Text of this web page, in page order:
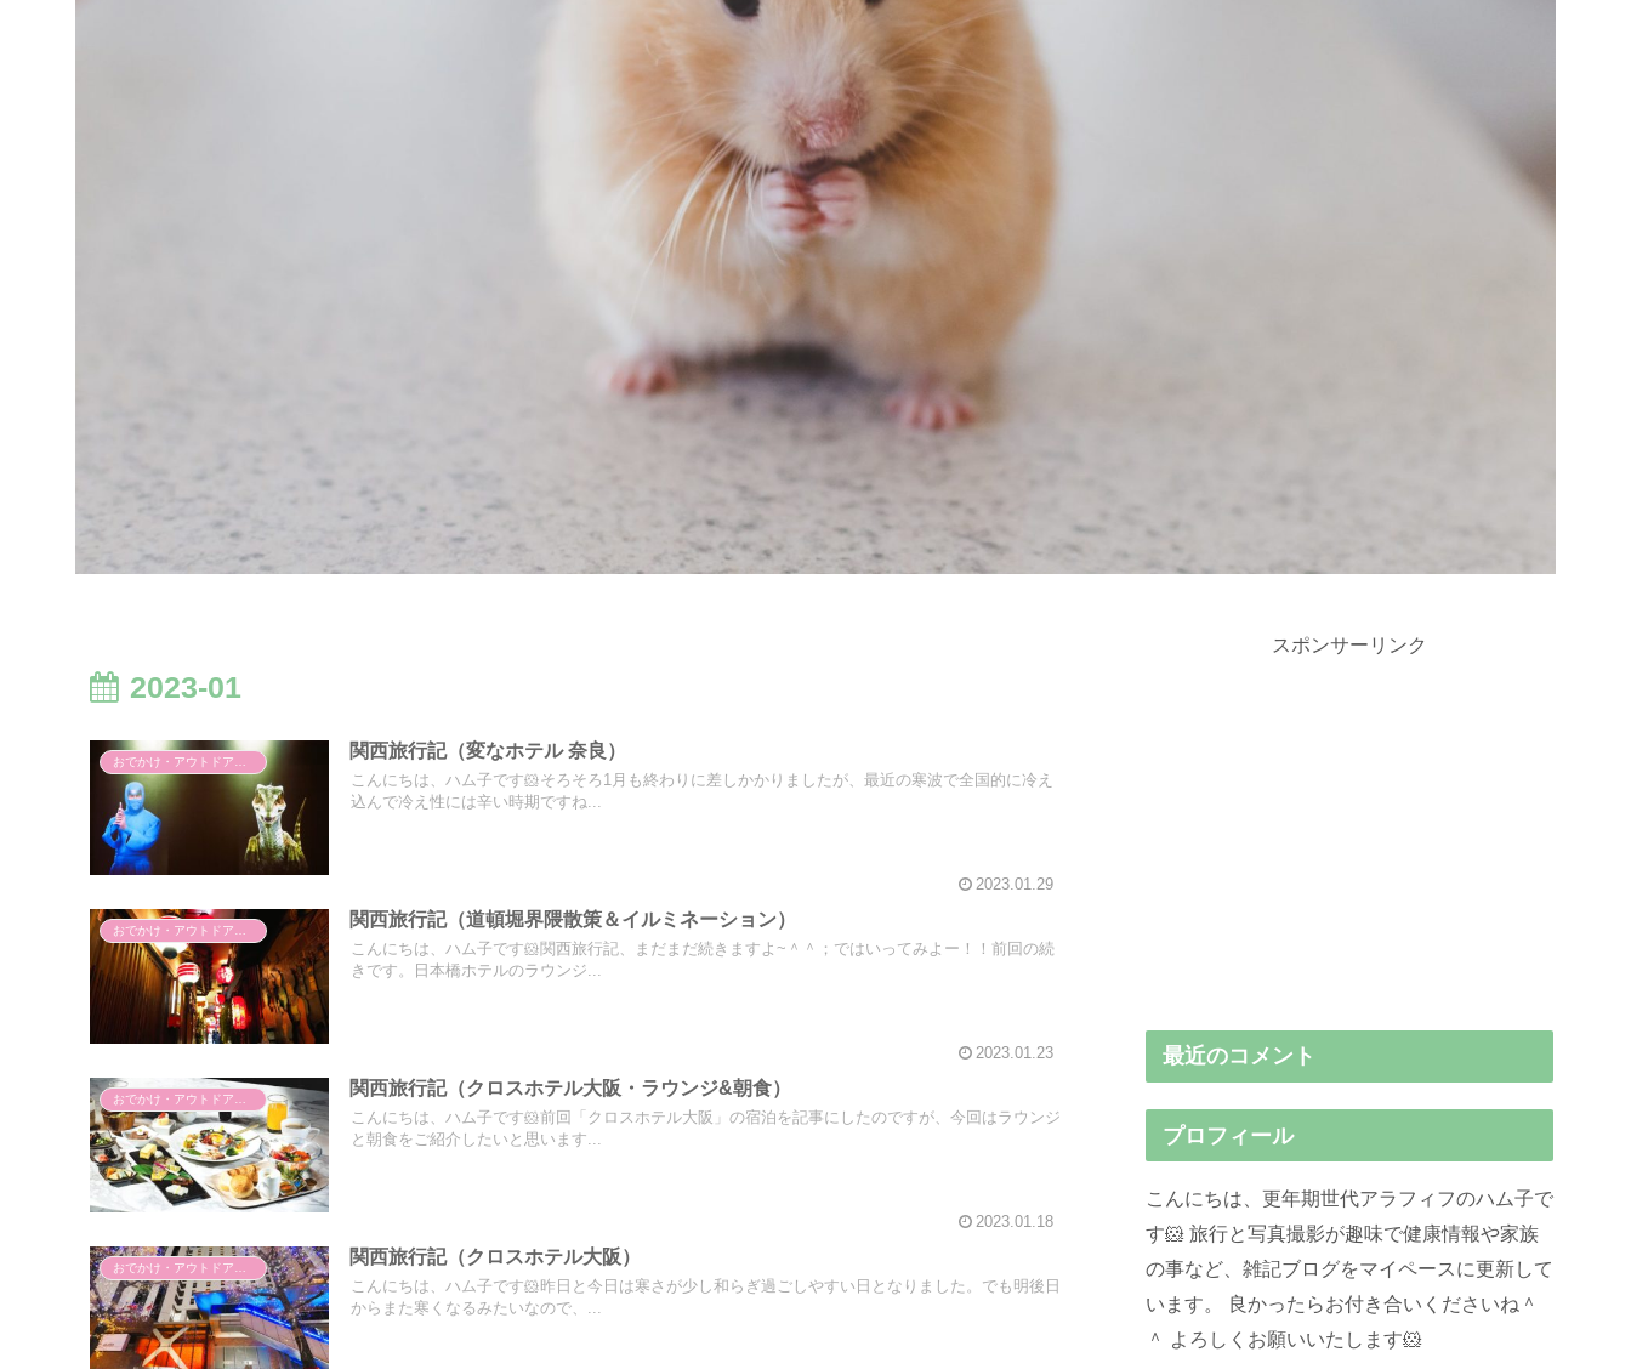
2023-01
おでかけ・アウトドア・旅行
関西旅行記（変なホテル 奈良）
こんにちは、ハム子です🐹そろそろ1月も終わりに差しかかりましたが、最近の寒波で全国的に冷え
込んで冷え性には辛い時期ですね...
2023.01.29
おでかけ・アウトドア・旅行
関西旅行記（道頓堀界隈散策＆イルミネーション）
こんにちは、ハム子です🐹関西旅行記、まだまだ続きますよ~＾＾；ではいってみよー！！前回の続
きです。日本橋ホテルのラウンジ...
2023.01.23
関西旅行記（クロスホテル大阪・ラウンジ&朝食）
こんにちは、ハム子です🐹前回「クロスホテル大阪」の宿泊を記事にしたのですが、今回はラウンジ
と朝食をご紹介したいと思います...
2023.01.18
関西旅行記（クロスホテル大阪）
こんにちは、ハム子です🐹昨日と今日は寒さが少し和らぎ過ごしやすい日となりました。でも明後日
からまた寒くなるみたいなので、...
スポンサーリンク
最近のコメント
プロフィール
こんにちは、更年期世代アラフィフのハム子で
す🐹 旅行と写真撮影が趣味で健康情報や家族
の事など、雑記ブログをマイペースに更新して
います。 良かったらお付き合いくださいね＾
＾ よろしくお願いいたします🐹